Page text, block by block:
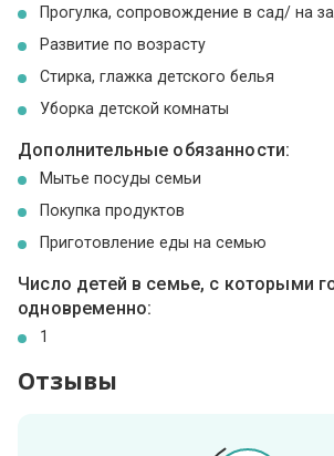
Прогулка, сопровождение в сад/ на
Развитие по возрасту
Стирка, глажка детского белья
Уборка детской комнаты
Дополнительные обязанности:
Мытье посуды семьи
Покупка продуктов
Приготовление еды на семью
Число детей в семье, с которыми
одновременно:
1
Отзывы